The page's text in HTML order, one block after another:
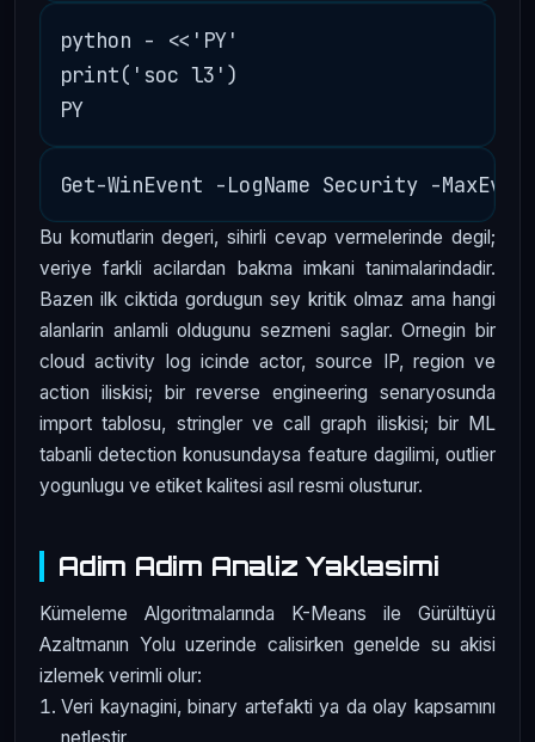
python - <<'PY'
print('soc l3')
Bu komutlarin degeri, sihirli cevap vermelerinde degil;
veriye farkli acilardan bakma imkani tanimalarindadir.
Bazen ilk ciktida gordugun sey kritik olmaz ama hangi
alanlarin anlamli oldugunu sezmeni saglar. Ornegin bir
cloud activity log icinde actor, source IP, region ve
action iliskisi; bir reverse engineering senaryosunda
import tablosu, stringler ve call graph iliskisi; bir ML
tabanli detection konusundaysa feature dagilimi, outlier
yogunlugu ve etiket kalitesi asıl resmi olusturur.
Adim Adim Analiz Yaklasimi
Kümeleme Algoritmalarında K-Means ile Gürültüyü
Azaltmanın Yolu uzerinde calisirken genelde su akisi
izlemek verimli olur:
Veri kaynagini, binary artefakti ya da olay kapsamını